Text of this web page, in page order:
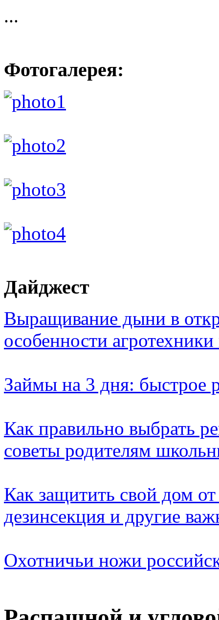
...
Фотогалерея:
Дайджест
Выращивание дыни в
особенности
Займы на 3 дня: быстрое
Как правильно выбрать
советы родителям
Как защитить свой дом
дезинсекция и другие
Охотничьи ножи